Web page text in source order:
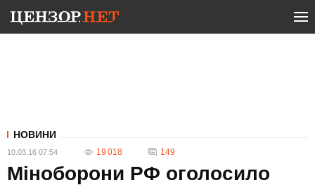
НОВИНИ
10.03.16 07:54 19 018 149
Міноборони РФ оголосило